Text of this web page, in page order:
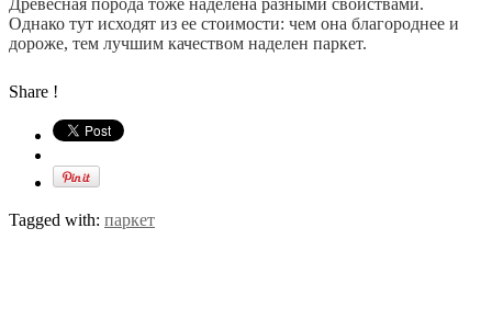
Однако тут исходят из ее стоимости: чем она благороднее и
дороже, тем лучшим качеством наделен паркет.
Share !
Tagged with: паркет